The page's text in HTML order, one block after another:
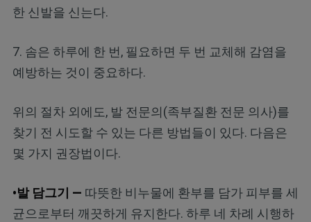
한 신발을 신는다.
7. 솜은 하루에 한 번, 필요하면 두 번 교체해 감염을
예방하는 것이 중요하다.
위의 절차 외에도, 발 전문의(족부질환 전문 의사)를
찾기 전 시도할 수 있는 다른 방법들이 있다. 다음은
몇 가지 권장법이다.
•발 담그기 — 따뜻한 비누물에 환부를 담가 피부를 세
균으로부터 깨끗하게 유지한다. 하루 네 차례 시행하